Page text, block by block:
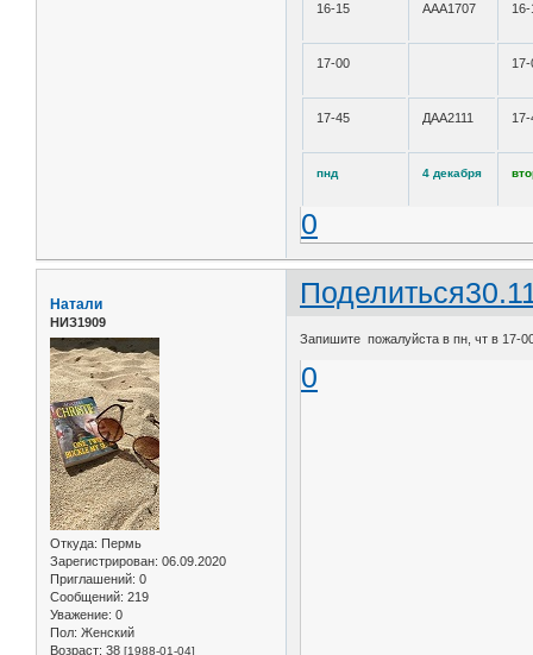
16-15 ААА1707 16-
17-00 17-
17-45 ДАА2111 17-
пнд 4 декабря
0
Поделиться
Натали
НИЗ1909
Откуда: Пермь
Зарегистрирован: 06.09.2020
Приглашений: 0
Сообщений: 219
Уважение: 0
Пол: Женский
Возраст: 38 [1988-01-04]
Запишите пожалуйста в пн, чт в 17-
0